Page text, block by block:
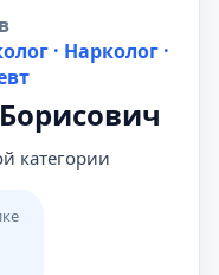
· Нарколог ·
категории